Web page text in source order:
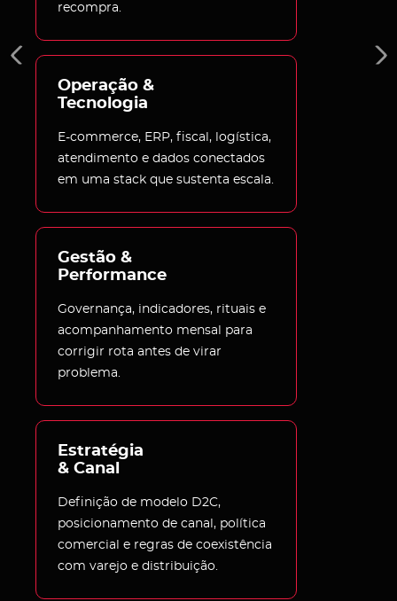
recompra.
Operação &
Tecnologia
E-commerce, ERP, fiscal, logística,
atendimento e dados conectados
em uma stack que sustenta escala.
Gestão &
Performance
Governança, indicadores, rituais e
acompanhamento mensal para
corrigir rota antes de virar
problema.
Estratégia
& Canal
Definição de modelo D2C,
posicionamento de canal, política
comercial e regras de coexistência
com varejo e distribuição.